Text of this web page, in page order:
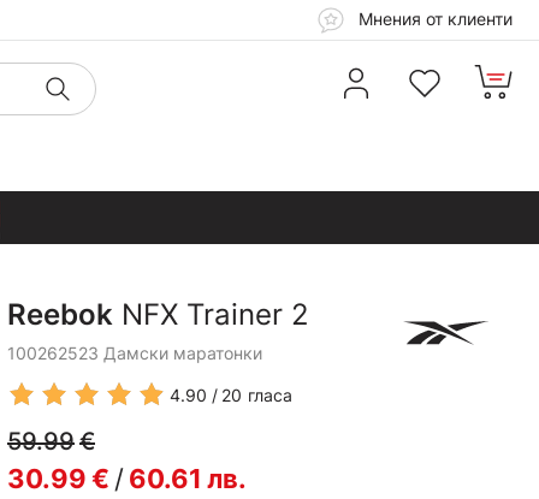
Мнения от клиенти
Reebok NFX Trainer 2
100262523 Дамски маратонки
4.90 20 гласа
59.99€
30.99€ /60.61 лв.